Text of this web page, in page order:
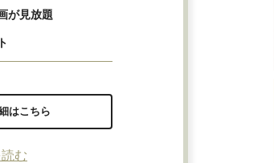
が見放題
はこちら
む